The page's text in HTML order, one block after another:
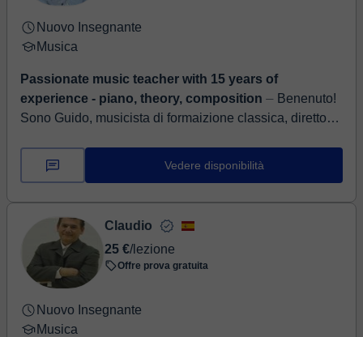
Nuovo Insegnante
Musica
Passionate music teacher with 15 years of
experience - piano, theory, composition ⏤ Benenuto!
Sono Guido, musicista di formaizione classica, direttore
Italia, e da allora non ho ...
Vedere disponibilità
Claudio
25 €/lezione
Offre prova gratuita
Nuovo Insegnante
Musica